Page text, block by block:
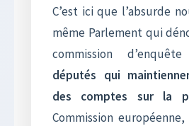
C’est ici que l’absurde
même Parlement qui
commission
députés qui
des comptes sur la
Commission